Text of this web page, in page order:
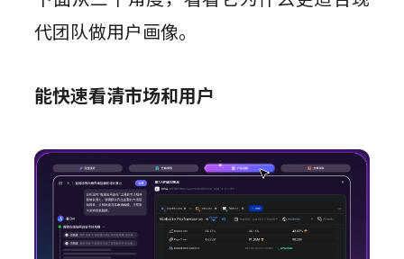
代团队做用户画像。
能快速看清市场和用户